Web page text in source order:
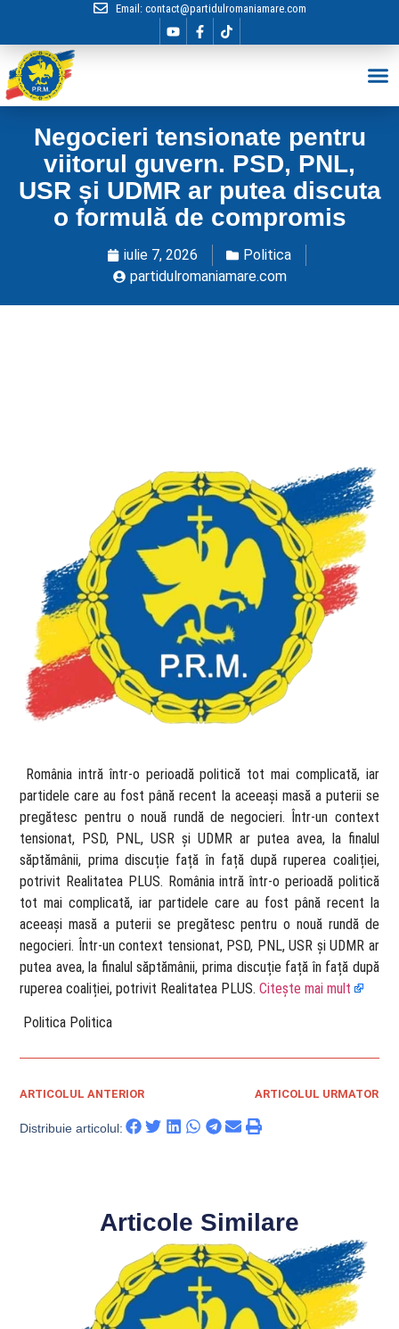
Email: contact@partidulromaniamare.com
Negocieri tensionate pentru
viitorul guvern. PSD, PNL,
USR și UDMR ar putea discuta
o formulă de compromis
iulie 7, 2026
Politica
partidulromaniamare.com
​ România intră într-o perioadă politică tot mai complicată, iar
partidele care au fost până recent la aceeași masă a puterii se
pregătesc pentru o nouă rundă de negocieri. Într-un context
tensionat, PSD, PNL, USR și UDMR ar putea avea, la finalul
săptămânii, prima discuție față în față după ruperea coaliției,
potrivit Realitatea PLUS. România intră într-o perioadă politică
tot mai complicată, iar partidele care au fost până recent la
aceeași masă a puterii se pregătesc pentru o nouă rundă de
negocieri. Într-un context tensionat, PSD, PNL, USR și UDMR ar
putea avea, la finalul săptămânii, prima discuție față în față după
ruperea coaliției, potrivit Realitatea PLUS.Citește mai mult
​ Politica Politica
ARTICOLUL ANTERIOR ARTICOLUL URMATOR
Distribuie articolul:
Articole Similare